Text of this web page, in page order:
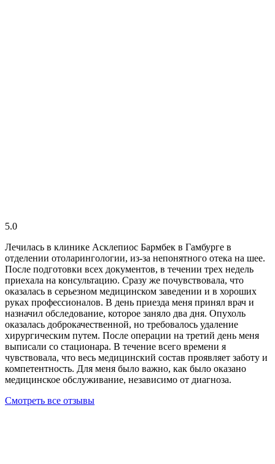
5.0
Лечилась в клинике Асклепиос Бармбек в Гамбурге в
отделении отоларингологии, из-за непонятного отека на шее.
После подготовки всех документов, в течении трех недель
приехала на консультацию. Сразу же почувствовала, что
оказалась в серьезном медицинском заведении и в хороших
руках профессионалов. В день приезда меня принял врач и
назначил обследование, которое заняло два дня. Опухоль
оказалась доброкачественной, но требовалось удаление
хирургическим путем. После операции на третий день меня
выписали со стационара. В течение всего времени я
чувствовала, что весь медицинский состав проявляет заботу и
компетентность. Для меня было важно, как было оказано
медицинское обслуживание, независимо от диагноза.
Смотреть все отзывы